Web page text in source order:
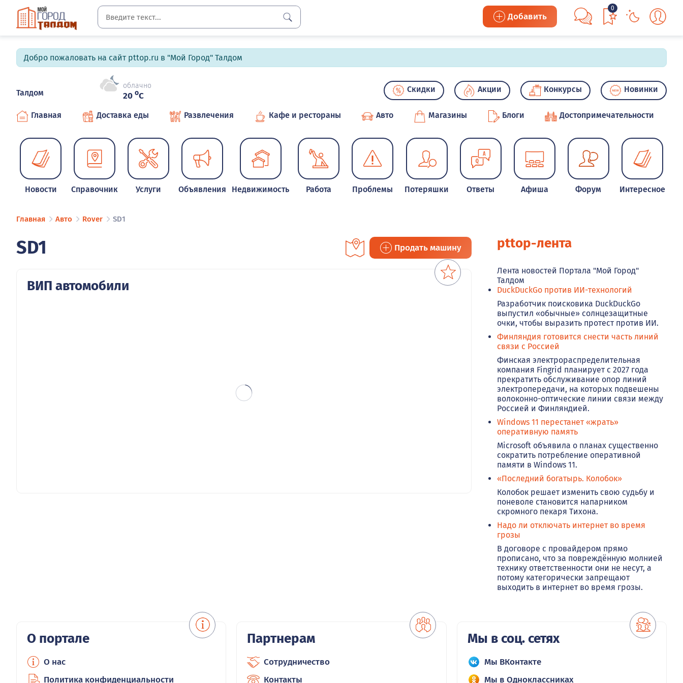
Добавить
0
Добро пожаловать на сайт pttop.ru в "Мой Город" Талдом
Талдом
облачно
20 oC
Скидки Акции Конкурсы Новинки
Главная Доставка еды Развлечения Кафе и рестораны Авто Магазины Блоги Достопримечательности
Новости Справочник Услуги Объявления Недвижимость Работа Проблемы Потеряшки Ответы Афиша Форум Интересное
Главная Авто Rover SD1
SD1 Продать машину
ВИП автомобили
pttop-лента
Лента новостей Портала "Мой Город"
Талдом
DuckDuckGo против ИИ-технологий
Разработчик поисковика DuckDuckGo
выпустил «обычные» солнцезащитные
очки, чтобы выразить протест против ИИ.
Финляндия готовится снести часть линий
связи с Россией
Финская электрораспределительная
компания Fingrid планирует с 2027 года
прекратить обслуживание опор линий
электропередачи, на которых подвешены
волоконно-оптические линии связи между
Россией и Финляндией.
Windows 11 перестанет «жрать»
оперативную память
Microsoft объявила о планах существенно
сократить потребление оперативной
памяти в Windows 11.
«Последний богатырь. Колобок»
Колобок решает изменить свою судьбу и
поневоле становится напарником
скромного пекаря Тихона.
Надо ли отключать интернет во время
грозы
В договоре с провайдером прямо
прописано, что за повреждённую молнией
технику ответственности они не несут, а
потому категорически запрещают
выходить в интернет во время грозы.
О портале
О нас
Политика конфиденциальности
Партнерам
Сотрудничество
Контакты
Мы в соц. сетях
Мы ВКонтакте
Мы в Одноклассниках